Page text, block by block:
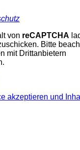
von reCAPTCHA
Bitte
mit Drittanbietern
akzeptieren und